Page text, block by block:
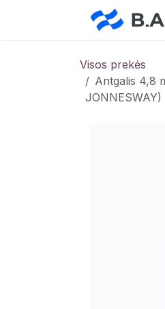
Visos prekės
Antgalis 4,8
JONNESWAY)